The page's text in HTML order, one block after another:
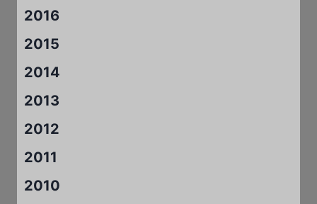
2016
2015
2014
2013
2012
2011
2010